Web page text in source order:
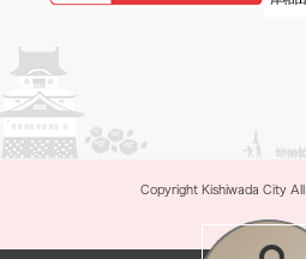
Copyright Kishiwada City All